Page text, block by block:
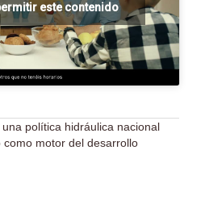
este contenido
política hidráulica nacional
motor del desarrollo